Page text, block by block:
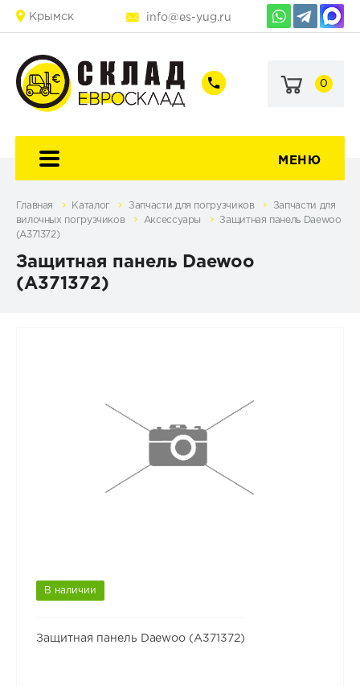
Крымск info@es-yug.ru
+7
60-
+7
69-
0
МЕНЮ
Главная Каталог Запчасти для погрузчиков
Запчасти для
вилочных погрузчиков
Аксессуары
Защитная панель Daewoo
(A371372)
Защитная панель Daewoo
(A371372)
В наличии
Защитная панель Daewoo (A371372)